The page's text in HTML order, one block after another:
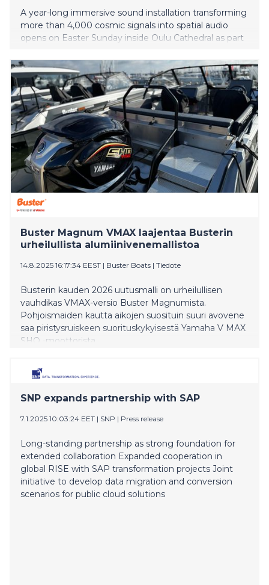
A year-long immersive sound installation transforming
more than 4,000 cosmic signals into spatial audio
opens on Easter Sunday inside Oulu Cathedral as part
created by artist and creative technologist Andrew
Melchior — whose work has previously spanned
projects with David Bowie, Björk and Massive Attack
— in collaboration with MIT astrophysicist Kiyoshi
Masui, philosopher Timothy Morton and Oulu
Cathedral Dean Satu Saarinen, will also feature in the
Lumo Art & Tech Festival in November 2026.
Buster Magnum VMAX laajentaa Busterin
urheilullista alumiinivenemallistoa
14.8.2025 16:17:34 EEST | Buster Boats | Tiedote
Busterin kauden 2026 uutusmalli on urheilullisen
vauhdikas VMAX-versio Buster Magnumista.
Pohjoismaiden kautta aikojen suosituin suuri avovene
saa piristysruiskeen suorituskykyisestä Yamaha V MAX
SHO -moottorista.
SNP expands partnership with SAP
7.1.2025 10:03:24 EET | SNP | Press release
Long-standing partnership as strong foundation for
extended collaboration Expanded cooperation in
global RISE with SAP transformation projects Joint
initiative to develop data migration and conversion
scenarios for public cloud solutions